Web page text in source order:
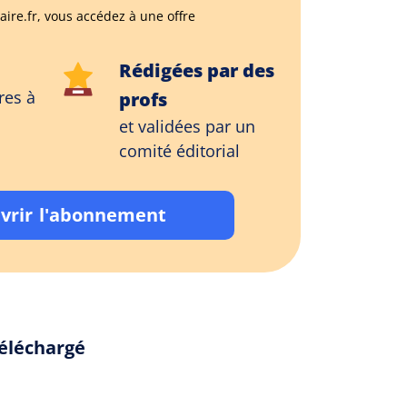
vous accédez à une offre
à
Rédigées par des
profs
et validées par un
comité éditorial
l'abonnement